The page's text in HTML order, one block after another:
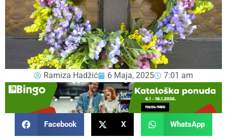
Ramiza Hadžić 6 Maja, 2025 7:01 am
Facebook X WhatsApp